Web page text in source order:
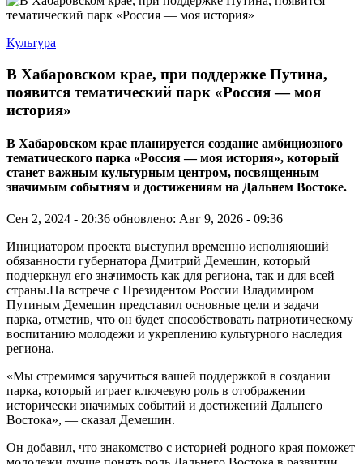
Культура
В Хабаровском крае, при поддержке Путина,
появится тематический парк «Россия — моя
история»
В Хабаровском крае планируется создание амбициозного
тематического парка «Россия — моя история», который
станет важным культурным центром, посвященным
значимым событиям и достижениям на Дальнем Востоке.
Сен 2, 2024 - 20:36 обновлено: Авг 9, 2026 - 09:36
Инициатором проекта выступил временно исполняющий
обязанности губернатора Дмитрий Демешин, который
подчеркнул его значимость как для региона, так и для всей
страны.На встрече с Президентом России Владимиром
Путиным Демешин представил основные цели и задачи
парка, отметив, что он будет способствовать патриотическому
воспитанию молодежи и укреплению культурного наследия
региона.
«Мы стремимся заручиться вашей поддержкой в создании
парка, который играет ключевую роль в отображении
исторически значимых событий и достижений Дальнего
Востока», — сказал Демешин.
Он добавил, что знакомство с историей родного края поможет